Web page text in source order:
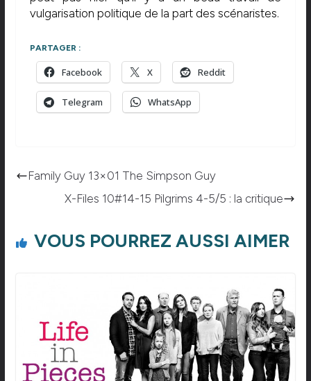
vulgarisation politique de la part des scénaristes.
PARTAGER :
Facebook X Reddit
Telegram WhatsApp
Family Guy 13×01 The Simpson Guy
X-Files 10#14-15 Pilgrims 4-5/5 : la critique
VOUS POURREZ AUSSI AIMER